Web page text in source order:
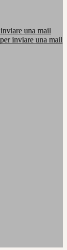
una mail
inviare una mail